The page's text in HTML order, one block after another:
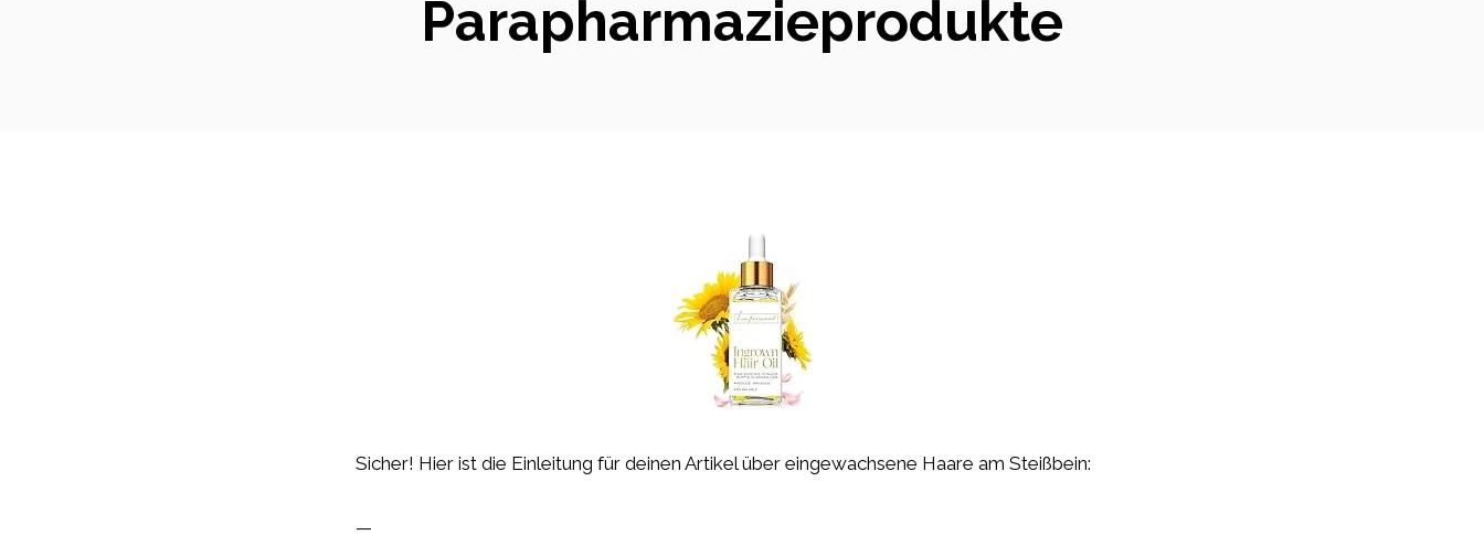
Parapharmazieprodukte
Sicher! Hier ist die Einleitung für deinen Artikel über eingewachsene Haare am Steißbein:
—